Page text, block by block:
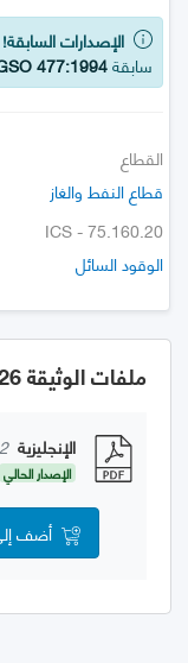
الإصدارات السابقة!
سابقة477:1994
القطاع
قطاع النفط والغاز
ICS - 75.160.20
الوقود السائل
ملفات الوثيقة GSO 477:2026
الإنجليزية 12
الإصدار الحالي
أضف